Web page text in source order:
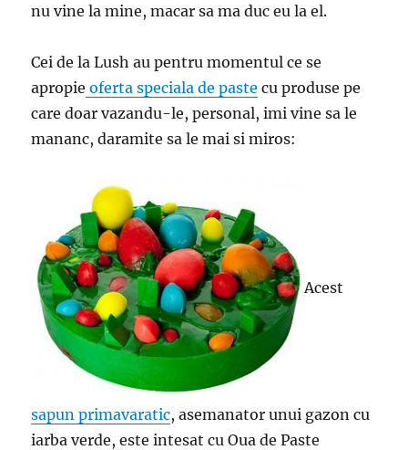
nu vine la mine, macar sa ma duc eu la el.
Cei de la Lush au pentru momentul ce se
apropie oferta speciala de paste cu produse pe
care doar vazandu-le, personal, imi vine sa le
mananc, daramite sa le mai si miros:
Acest
sapun primavaratic, asemanator unui gazon cu
iarba verde, este intesat cu Oua de Paste